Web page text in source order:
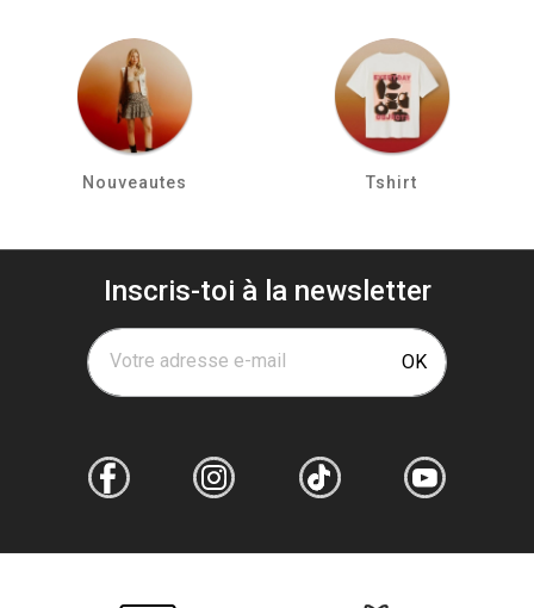
Nouveautes Tshirt
Inscris-toi à la newsletter
Votre adresse e-mail OK